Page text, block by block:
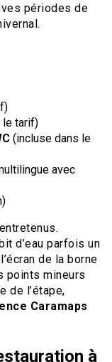
périodes de
le tarif)
(incluse dans le
avec
d’eau parfois un
de la borne
points mineurs
de l’étape,
Caramaps
à